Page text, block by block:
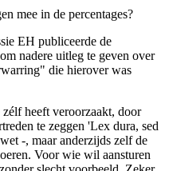
mee in de percentages?
EH publiceerde de
nadere uitleg te geven over
die hierover was
heeft veroorzaakt, door
te zeggen 'Lex dura, sed
-, maar anderzijds zelf de
Voor wie wil aansturen